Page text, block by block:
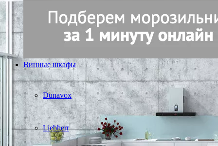
Винные шкафы
Dunavox
Liebherr